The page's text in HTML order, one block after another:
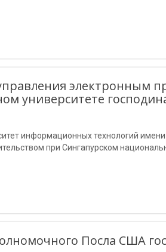
электронным
университете
информационных технологий
при Сингапурском
Посла США